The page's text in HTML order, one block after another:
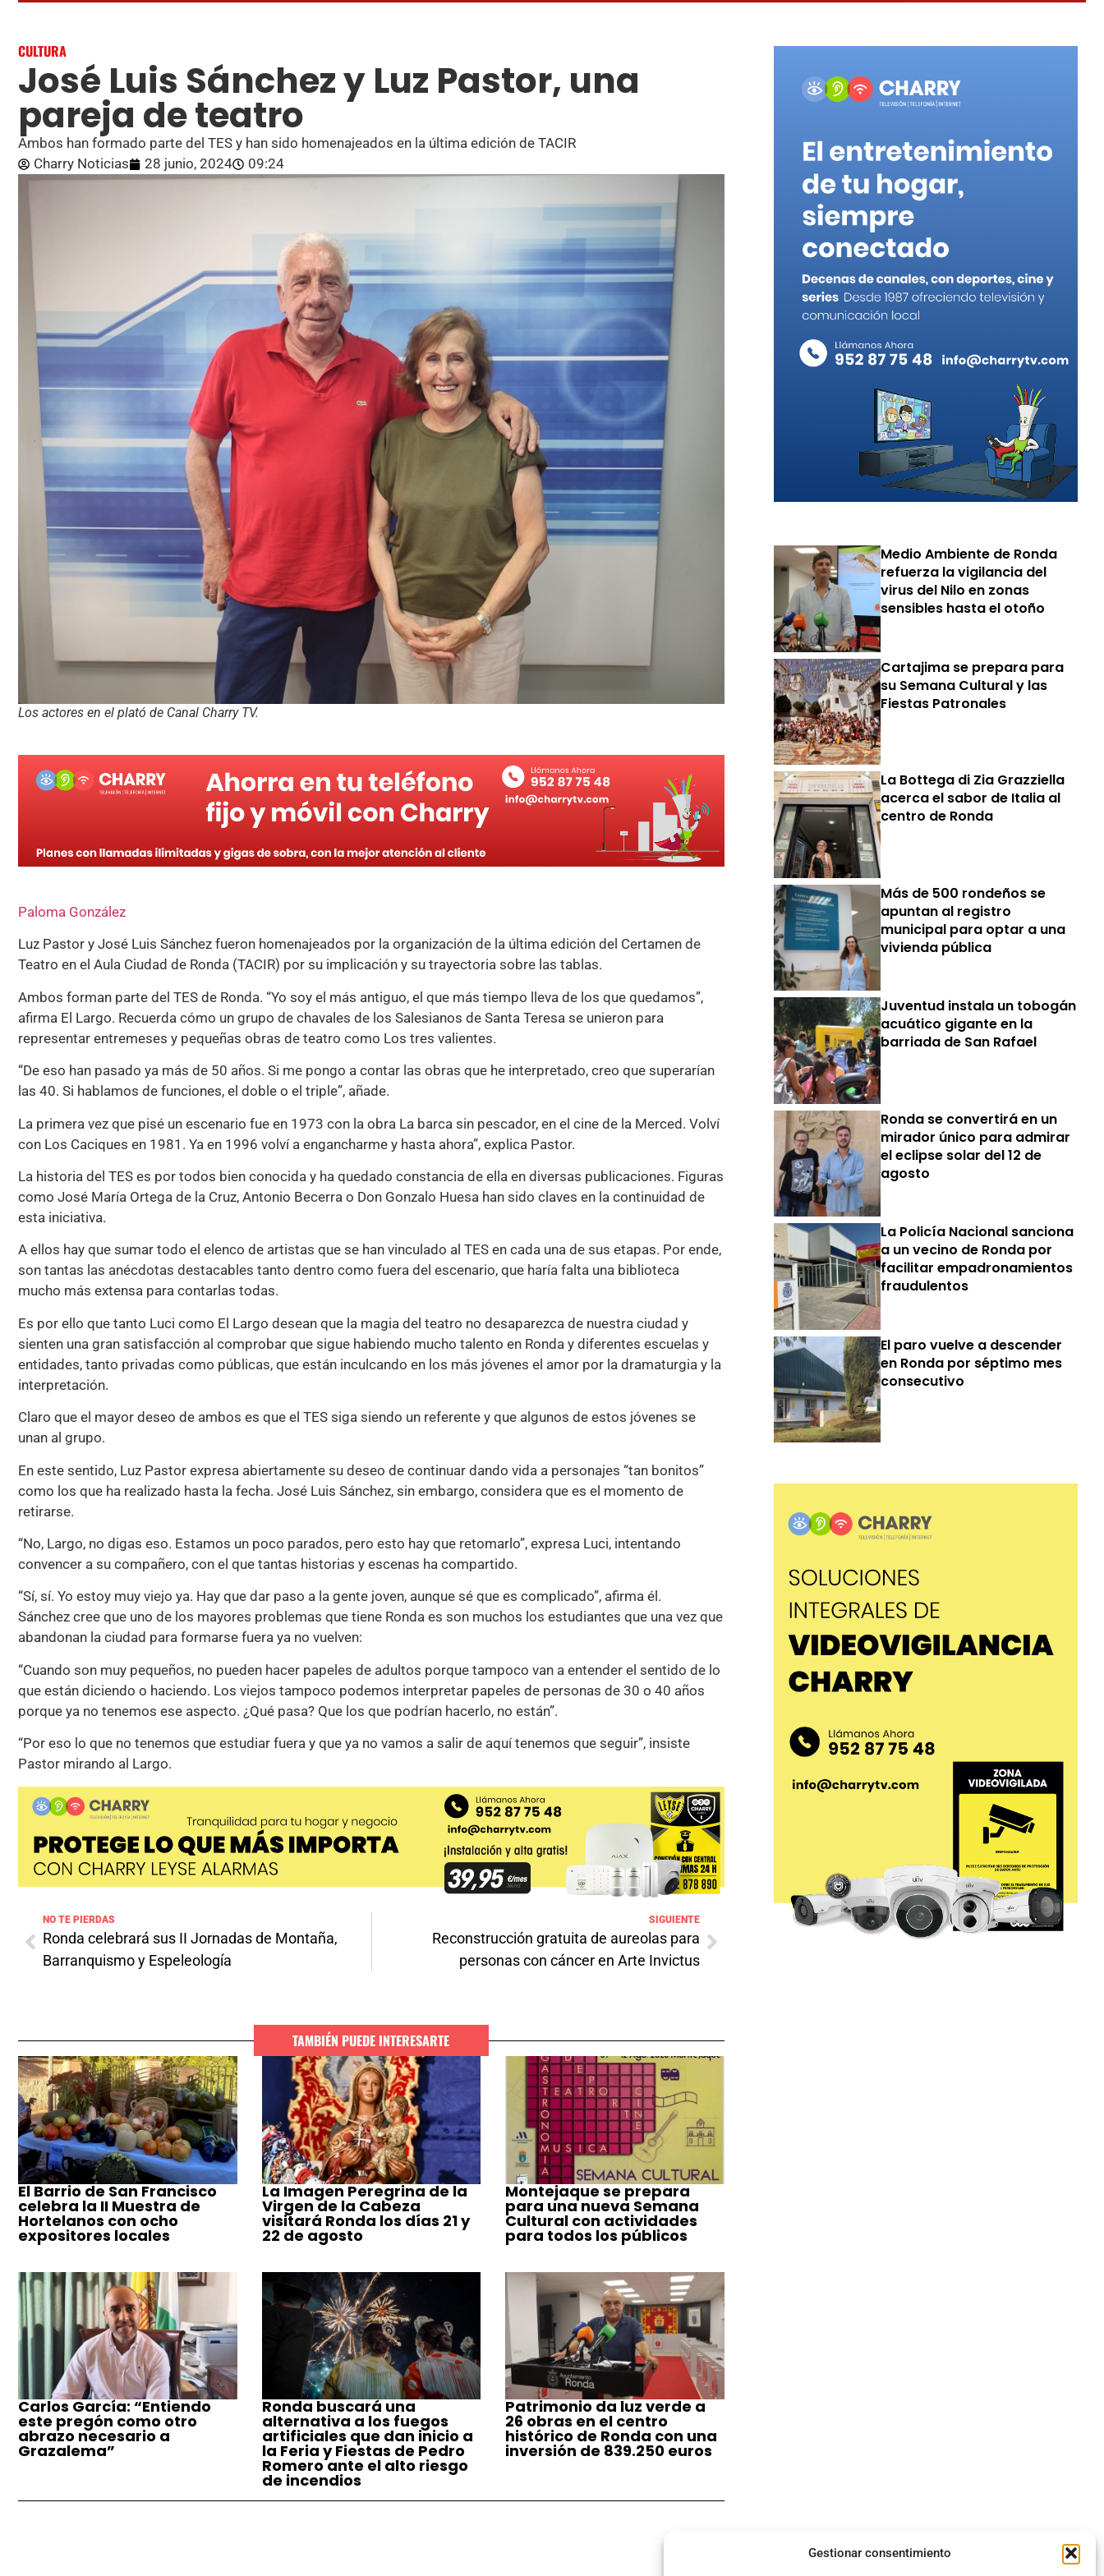
Gestionar consentimiento
CULTURA
José Luis Sánchez y Luz Pastor, una
pareja de teatro
Ambos han formado parte del TES y han sido homenajeados en la última edición de TACIR
Charry Noticias
28 junio, 2024 09:24
Los actores en el plató de Canal Charry TV.
Paloma González
Luz Pastor y José Luis Sánchez fueron homenajeados por la organización de la última edición del Certamen de
Teatro en el Aula Ciudad de Ronda (TACIR) por su implicación y su trayectoria sobre las tablas.
Ambos forman parte del TES de Ronda. “Yo soy el más antiguo, el que más tiempo lleva de los que quedamos”,
afirma El Largo. Recuerda cómo un grupo de chavales de los Salesianos de Santa Teresa se unieron para
representar entremeses y pequeñas obras de teatro como Los tres valientes.
“De eso han pasado ya más de 50 años. Si me pongo a contar las obras que he interpretado, creo que superarían
las 40. Si hablamos de funciones, el doble o el triple”, añade.
La primera vez que pisé un escenario fue en 1973 con la obra La barca sin pescador, en el cine de la Merced. Volví
con Los Caciques en 1981. Ya en 1996 volví a engancharme y hasta ahora”, explica Pastor.
La historia del TES es por todos bien conocida y ha quedado constancia de ella en diversas publicaciones. Figuras
como José María Ortega de la Cruz, Antonio Becerra o Don Gonzalo Huesa han sido claves en la continuidad de
esta iniciativa.
A ellos hay que sumar todo el elenco de artistas que se han vinculado al TES en cada una de sus etapas. Por ende,
son tantas las anécdotas destacables tanto dentro como fuera del escenario, que haría falta una biblioteca
mucho más extensa para contarlas todas.
Es por ello que tanto Luci como El Largo desean que la magia del teatro no desaparezca de nuestra ciudad y
sienten una gran satisfacción al comprobar que sigue habiendo mucho talento en Ronda y diferentes escuelas y
entidades, tanto privadas como públicas, que están inculcando en los más jóvenes el amor por la dramaturgia y la
interpretación.
Claro que el mayor deseo de ambos es que el TES siga siendo un referente y que algunos de estos jóvenes se
unan al grupo.
En este sentido, Luz Pastor expresa abiertamente su deseo de continuar dando vida a personajes “tan bonitos”
como los que ha realizado hasta la fecha. José Luis Sánchez, sin embargo, considera que es el momento de
retirarse.
“No, Largo, no digas eso. Estamos un poco parados, pero esto hay que retomarlo”, expresa Luci, intentando
convencer a su compañero, con el que tantas historias y escenas ha compartido.
“Sí, sí. Yo estoy muy viejo ya. Hay que dar paso a la gente joven, aunque sé que es complicado”, afirma él.
Sánchez cree que uno de los mayores problemas que tiene Ronda es son muchos los estudiantes que una vez que
abandonan la ciudad para formarse fuera ya no vuelven:
“Cuando son muy pequeños, no pueden hacer papeles de adultos porque tampoco van a entender el sentido de lo
que están diciendo o haciendo. Los viejos tampoco podemos interpretar papeles de personas de 30 o 40 años
porque ya no tenemos ese aspecto. ¿Qué pasa? Que los que podrían hacerlo, no están”.
“Por eso lo que no tenemos que estudiar fuera y que ya no vamos a salir de aquí tenemos que seguir”, insiste
Pastor mirando al Largo.
NO TE PIERDAS
Ronda celebrará sus II Jornadas de Montaña,
Barranquismo y Espeleología
SIGUIENTE
Reconstrucción gratuita de aureolas para
personas con cáncer en Arte Invictus
TAMBIÉN PUEDE INTERESARTE
El Barrio de San Francisco
celebra la II Muestra de
Hortelanos con ocho
expositores locales
La Imagen Peregrina de la
Virgen de la Cabeza
visitará Ronda los días 21 y
22 de agosto
Montejaque se prepara
para una nueva Semana
Cultural con actividades
para todos los públicos
Carlos García: “Entiendo
este pregón como otro
abrazo necesario a
Grazalema”
Ronda buscará una
alternativa a los fuegos
artificiales que dan inicio a
la Feria y Fiestas de Pedro
Romero ante el alto riesgo
de incendios
Patrimonio da luz verde a
26 obras en el centro
histórico de Ronda con una
inversión de 839.250 euros
Medio Ambiente de Ronda
refuerza la vigilancia del
virus del Nilo en zonas
sensibles hasta el otoño
Cartajima se prepara para
su Semana Cultural y las
Fiestas Patronales
La Bottega di Zia Grazziella
acerca el sabor de Italia al
centro de Ronda
Más de 500 rondeños se
apuntan al registro
municipal para optar a una
vivienda pública
Juventud instala un tobogán
acuático gigante en la
barriada de San Rafael
Ronda se convertirá en un
mirador único para admirar
el eclipse solar del 12 de
agosto
La Policía Nacional sanciona
a un vecino de Ronda por
facilitar empadronamientos
fraudulentos
El paro vuelve a descender
en Ronda por séptimo mes
consecutivo